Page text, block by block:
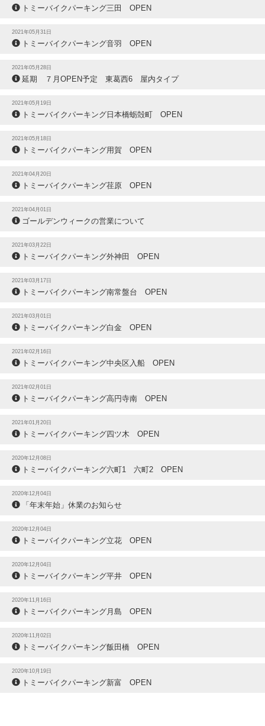
トミーバイクパーキング三田 OPEN
2021年05月31日
トミーバイクパーキング音羽 OPEN
2021年05月28日
延期 ７月OPEN予定 東葛西6 屋内タイプ
2021年05月19日
トミーバイクパーキング日本橋蛎殻町 OPEN
2021年05月18日
トミーバイクパーキング用賀 OPEN
2021年04月20日
トミーバイクパーキング荏原 OPEN
2021年04月01日
ゴールデンウィークの営業について
2021年03月22日
トミーバイクパーキング外神田 OPEN
2021年03月17日
トミーバイクパーキング南常盤台 OPEN
2021年03月01日
トミーバイクパーキング白金 OPEN
2021年02月16日
トミーバイクパーキング中央区入船 OPEN
2021年02月01日
トミーバイクパーキング高円寺南 OPEN
2021年01月20日
トミーバイクパーキング四ツ木 OPEN
2020年12月08日
トミーバイクパーキング六町1 六町2 OPEN
2020年12月04日
「年末年始」休業のお知らせ
2020年12月04日
トミーバイクパーキング立花 OPEN
2020年12月04日
トミーバイクパーキング平井 OPEN
2020年11月16日
トミーバイクパーキング月島 OPEN
2020年11月02日
トミーバイクパーキング飯田橋 OPEN
2020年10月19日
トミーバイクパーキング新富 OPEN